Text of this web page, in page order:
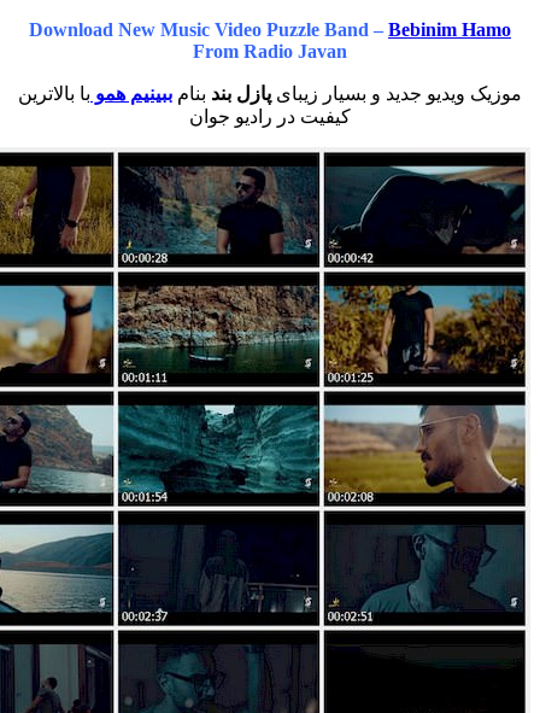
Download New Music Video Puzzle Band –
From Radio Javan
جدید و بسیار زیبای پازل بندبنامببینیم هموبا بالاترین
کیفیت در رادیو جوان